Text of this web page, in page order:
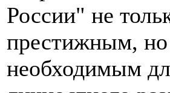
России" не
престижным,
необходимым